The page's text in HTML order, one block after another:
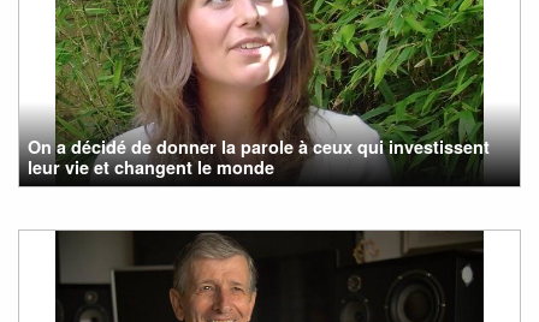
On a décidé de donner la parole à ceux qui investissent
leur vie et changent le monde